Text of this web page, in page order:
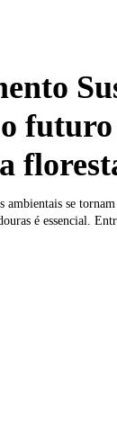
ambientais se
é essencial.